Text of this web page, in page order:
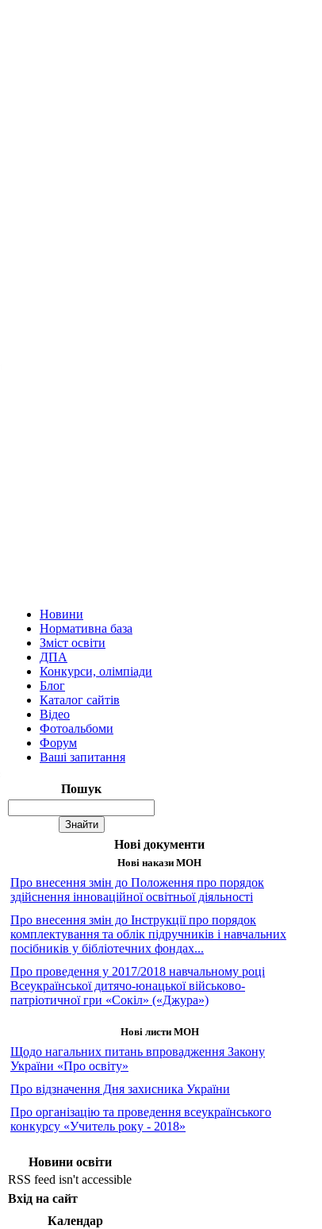
Новини
Нормативна база
Зміст освіти
ДПА
Конкурси, олімпіади
Блог
Каталог сайтів
Відео
Фотоальбоми
Форум
Ваші запитання
Пошук
Нові документи
Нові накази МОН
Про внесення змін до Положення про порядок
здійснення інноваційної освітньої діяльності
Про внесення змін до Інструкції про порядок
комплектування та облік підручників і навчальних
посібників у бібліотечних фондах...
Про проведення у 2017/2018 навчальному році
Всеукраїнської дитячо-юнацької військово-
патріотичної гри «Сокіл» («Джура»)
Нові листи МОН
Щодо нагальних питань впровадження Закону
України «Про освіту»
Про відзначення Дня захисника України
Про організацію та проведення всеукраїнського
конкурсу «Учитель року - 2018»
Новини освіти
RSS feed isn't accessible
Вхід на сайт
Календар